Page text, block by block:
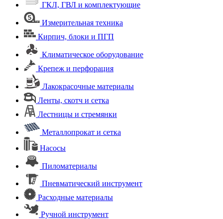
ГКЛ, ГВЛ и комплектующие
Измерительная техника
Кирпич, блоки и ПГП
Климатическое оборудование
Крепеж и перфорация
Лакокрасочные материалы
Ленты, скотч и сетка
Лестницы и стремянки
Металлопрокат и сетка
Насосы
Пиломатериалы
Пневматический инструмент
Расходные материалы
Ручной инструмент